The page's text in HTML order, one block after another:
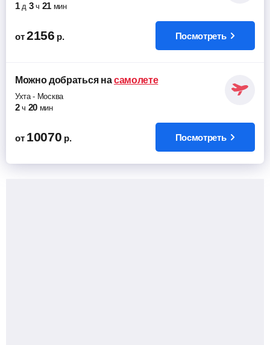
1 д 3 ч 21 мин
от 2156 р. Посмотреть
Можно добратьсяна самолете
Ухта- Москва
2 ч 20 мин
от 10070 р. Посмотреть